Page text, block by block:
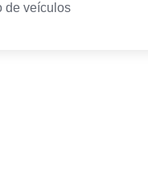
de veículos